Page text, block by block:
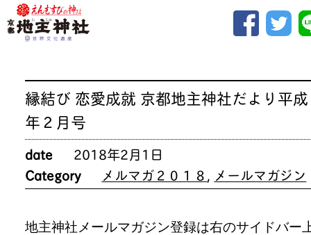
縁結び 恋愛成就 京都地主神社だより平
年２月号
date
2018年2月1日
Category
メルマガ２０１８, メールマガジン
地主神社メールマガジン登録は右のサイドバー